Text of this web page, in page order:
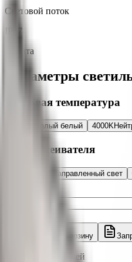
Световой поток
IP67
Защита
Параметры
Цветовая температура
Тёплый белый 4000K
Тип рассеивателя
Направленный свет
Добавить в корзину
Под заказ ~3-5 дней